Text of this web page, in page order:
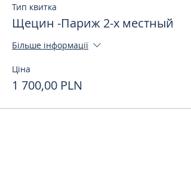
Тип квитка
Щецин -Париж 2-х местный
Більше інформації
Ціна
1 700,00 PLN